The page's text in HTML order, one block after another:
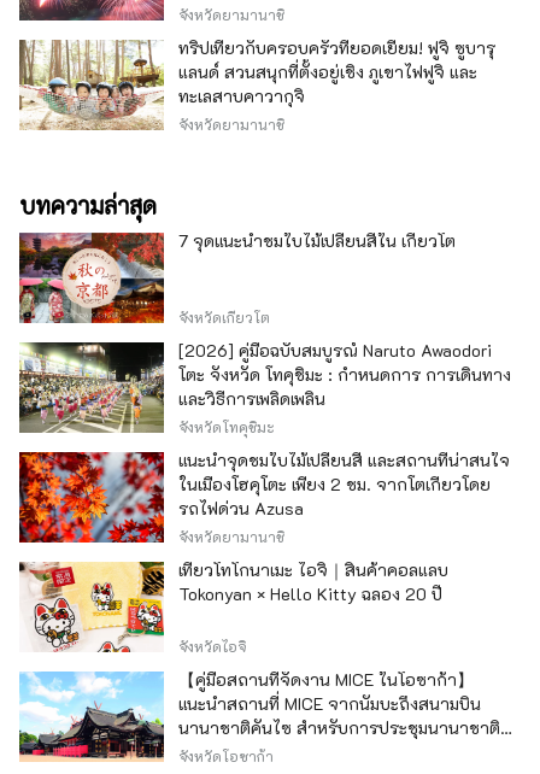
จังหวัดยามานาชิ
ทริปเที่ยวกับครอบครัวที่ยอดเยี่ยม! ฟูจิ ซูบารุ
แลนด์ สวนสนุกที่ตั้งอยู่เชิง ภูเขาไฟฟูจิ และ
ทะเลสาบคาวากุจิ
จังหวัดยามานาชิ
บทความล่าสุด
7 จุดแนะนำชมใบไม้เปลี่ยนสีใน เกียวโต
จังหวัดเกียวโต
[2026] คู่มือฉบับสมบูรณ์ Naruto Awaodori
โตะ จังหวัด โทคุชิมะ : กำหนดการ การเดินทาง
และวิธีการเพลิดเพลิน
จังหวัดโทคุชิมะ
แนะนำจุดชมใบไม้เปลี่ยนสี และสถานที่น่าสนใจ
ในเมืองโฮคุโตะ เพียง 2 ชม. จากโตเกียวโดย
รถไฟด่วน Azusa
จังหวัดยามานาชิ
เที่ยวโทโกนาเมะ ไอจิ｜สินค้าคอลแลบ
Tokonyan × Hello Kitty ฉลอง 20 ปี
จังหวัดไอจิ
【คู่มือสถานที่จัดงาน MICE ในโอซาก้า】
แนะนำสถานที่ MICE จากนัมบะถึงสนามบิน
นานาชาติคันไซ สำหรับการประชุมนานาชาติ
และกิจกรรมองค์กร
จังหวัดโอซาก้า